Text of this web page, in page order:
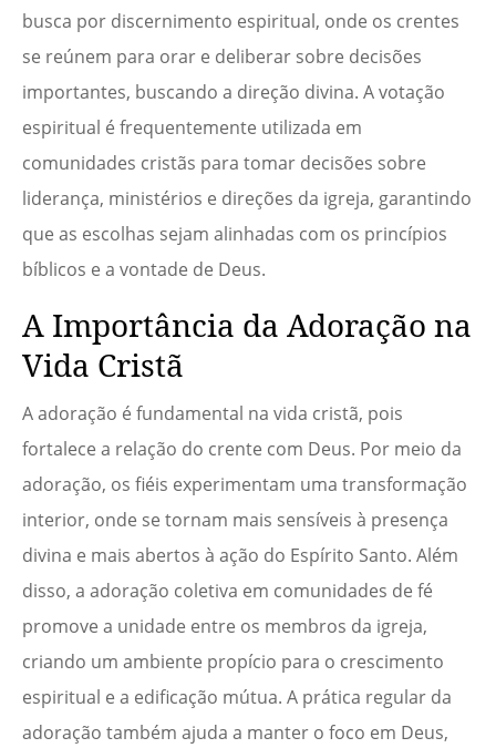
busca por discernimento espiritual, onde os crentes
se reúnem para orar e deliberar sobre decisões
importantes, buscando a direção divina. A votação
espiritual é frequentemente utilizada em
comunidades cristãs para tomar decisões sobre
liderança, ministérios e direções da igreja, garantindo
que as escolhas sejam alinhadas com os princípios
bíblicos e a vontade de Deus.
A Importância da Adoração na
Vida Cristã
A adoração é fundamental na vida cristã, pois
fortalece a relação do crente com Deus. Por meio da
adoração, os fiéis experimentam uma transformação
interior, onde se tornam mais sensíveis à presença
divina e mais abertos à ação do Espírito Santo. Além
disso, a adoração coletiva em comunidades de fé
promove a unidade entre os membros da igreja,
criando um ambiente propício para o crescimento
espiritual e a edificação mútua. A prática regular da
adoração também ajuda a manter o foco em Deus,